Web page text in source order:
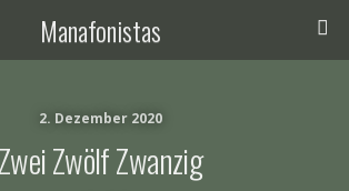
Manafonistas
2. Dezember 2020
Zwei Zwölf Zwanzig